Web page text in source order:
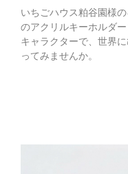
いちごハウス粕谷園様
のアクリルキーホルダ
キャラクターで、世界
ってみませんか。